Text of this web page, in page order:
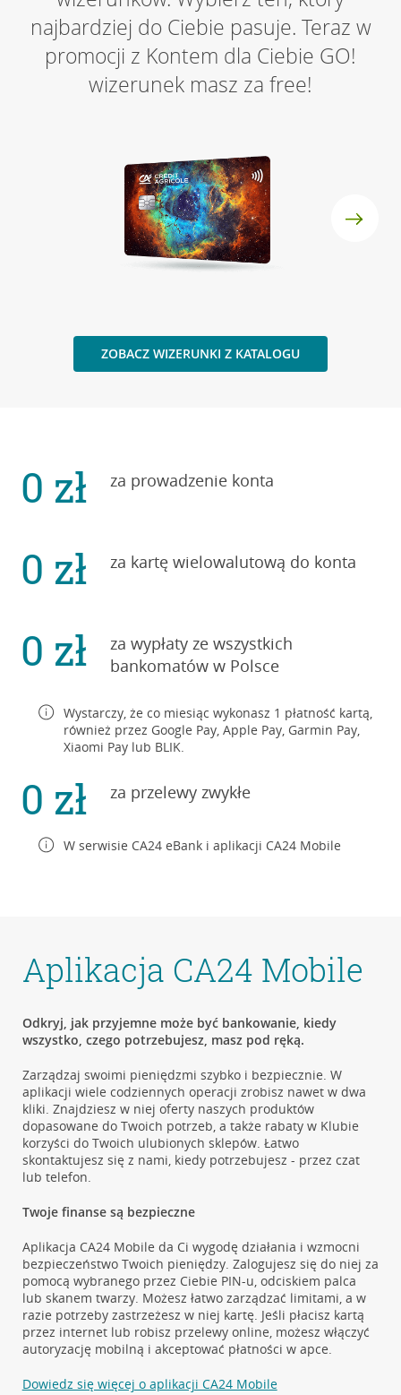
najbardziej do Ciebie pasuje. Teraz w
promocji z Kontem dla Ciebie GO!
wizerunek masz za free!
ZOBACZ WIZERUNKI Z KATALOGU
0 zł za prowadzenie konta
0 zł za kartę wielowalutową do konta
0 zł
za wypłaty ze wszystkich
bankomatów w Polsce
Wystarczy, że co miesiąc wykonasz 1 płatność kartą,
również przez Google Pay, Apple Pay, Garmin Pay,
Xiaomi Pay lub BLIK.
0 zł za przelewy zwykłe
W serwisie CA24 eBank i aplikacji CA24 Mobile
Aplikacja CA24 Mobile
Odkryj, jak przyjemne może być bankowanie, kiedy
wszystko, czego potrzebujesz, masz pod ręką.
Zarządzaj swoimi pieniędzmi szybko i bezpiecznie. W
aplikacji wiele codziennych operacji zrobisz nawet w dwa
kliki. Znajdziesz w niej oferty naszych produktów
dopasowane do Twoich potrzeb, a także rabaty w Klubie
korzyści do Twoich ulubionych sklepów. Łatwo
skontaktujesz się z nami, kiedy potrzebujesz - przez czat
lub telefon.
Twoje finanse są bezpieczne
Aplikacja CA24 Mobile da Ci wygodę działania i wzmocni
bezpieczeństwo Twoich pieniędzy. Zalogujesz się do niej za
pomocą wybranego przez Ciebie PIN-u, odciskiem palca
lub skanem twarzy. Możesz łatwo zarządzać limitami, a w
razie potrzeby zastrzeżesz w niej kartę. Jeśli płacisz kartą
przez internet lub robisz przelewy online, możesz włączyć
autoryzację mobilną i akceptować płatności w apce.
Dowiedz się więcej o aplikacji CA24 Mobile